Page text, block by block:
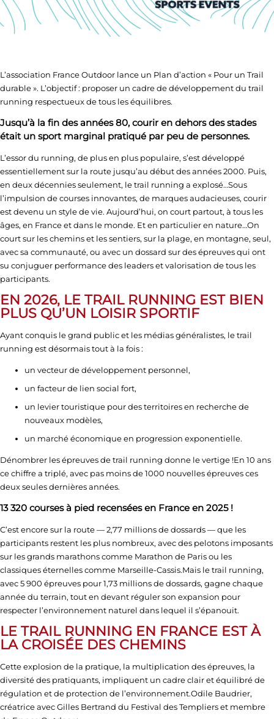
L’association France Outdoor lance un Plan d’action « Pour un Trail
durable ». L’objectif : proposer un cadre de développement du trail
running respectueux de tous les équilibres.
Jusqu’à la fin des années 80, courir en dehors des stades
était un sport marginal pratiqué par peu de personnes.
L’essor du running, de plus en plus populaire, s’est développé
essentiellement sur la route jusqu’au début des années 2000. Puis,
en deux décennies seulement, le trail running a explosé…Sous
l’impulsion de courses innovantes, de marques audacieuses, courir
est devenu un style de vie. Aujourd’hui, on court partout, à tous les
âges, en France et dans le monde. Et en particulier en nature…On
court sur les chemins et les sentiers, sur la plage, en montagne, seul,
avec sa communauté, ou avec un dossard sur des épreuves qui ont
su conjuguer performance des leaders et valorisation de tous les
participants.
EN 2026, LE TRAIL RUNNING EST BIEN
PLUS QU’UN LOISIR SPORTIF
Ayant conquis le grand public et les médias généralistes, le trail
running est désormais tout à la fois :
un vecteur de développement personnel,
un facteur de lien social fort,
un levier touristique pour des territoires en recherche de
nouveaux modèles,
un marché économique en progression exponentielle.
Dénombrer les épreuves de trail running donne le vertige !En 10 ans
ce chiffre a triplé, avec pas moins de 1000 nouvelles épreuves ces
deux seules dernières années.
13 320 courses à pied recensées en France en 2025 !
C’est encore sur la route — 2,77 millions de dossards — que les
participants restent les plus nombreux, avec des pelotons imposants
sur les grands marathons comme Marathon de Parisou les
classiques éternelles comme Marseille-Cassis.Mais le trail running,
avec 5 900 épreuves pour 1,73 millions de dossards, gagne chaque
année du terrain, tout en devant réguler son expansion pour
respecter l’environnement naturel dans lequel il s’épanouit.
LE TRAIL RUNNING EN FRANCE EST À
LA CROISÉE DES CHEMINS
Cette explosion de la pratique, la multiplication des épreuves, la
diversité des pratiquants, impliquent un cadre clair et équilibré de
régulation et de protection de l’environnement.Odile Baudrier,
créatrice avecGilles Bertrand du Festival des Templierset membre